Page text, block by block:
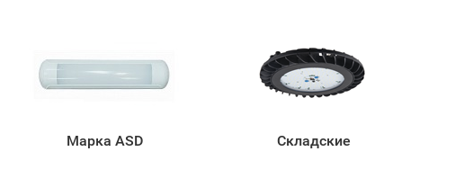
Марка ASD Складские